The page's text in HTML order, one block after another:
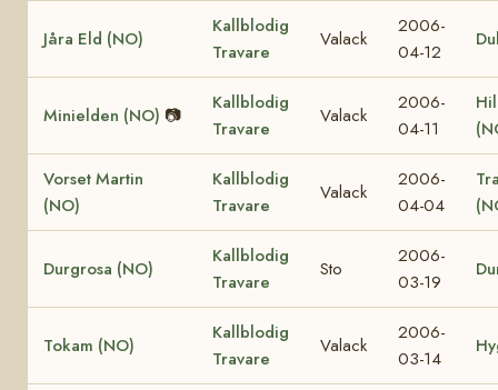
Jåra Eld (NO)
Kallblodig
Travare
Valack
2006-
04-12
Minielden (NO) 📷
Kallblodig
Travare
Valack
2006-
04-11
Vorset Martin
(NO)
Kallblodig
Travare
Valack
2006-
04-04
Durgrosa (NO)
Kallblodig
Travare
Sto
2006-
03-19
Tokam (NO)
Kallblodig
Travare
Valack
2006-
03-14